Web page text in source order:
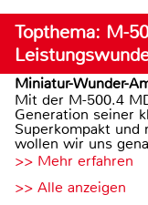
Topthema: M-
Miniatur-Wunder-
Mit der M-500.4
Generation seiner
Superkompakt
wollen wir uns
>> Mehr erfahren
>> Alle anzeigen